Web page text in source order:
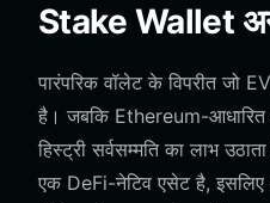
Stake Wallet
पारंपरिक वॉलेट के विपरीत जो
है। जबकि Ethereum-
हिस्ट्री सर्वसम्मति का लाभ
एक DeFi-नेटिव एसेट है,